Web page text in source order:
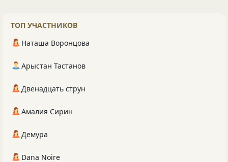
ТОП УЧАСТНИКОВ
Наташа Воронцова
Арыстан Тастанов
Двенадцать струн
Амалия Сирин
Демура
Dana Noire